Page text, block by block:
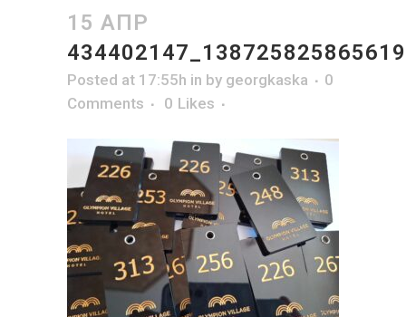
15 ΑΠΡ
Posted at 17:55h in by georgkaska
0
Comments
0 Likes